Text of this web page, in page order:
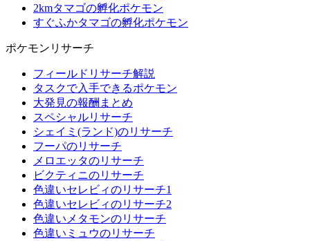
2kmタマゴの孵化ポケモン
すぐふかタマゴの孵化ポケモン
ポケモンリサーチ
フィールドリサーチ解説
タスクで入手できるポケモン
大発見の報酬まとめ
スペシャルリサーチ
シェイミ(ランド)のリサーチ
フーパのリサーチ
メロエッタのリサーチ
ビクティニのリサーチ
色違いセレビィのリサーチ1
色違いセレビィのリサーチ2
色違いメタモンのリサーチ
色違いミュウのリサーチ